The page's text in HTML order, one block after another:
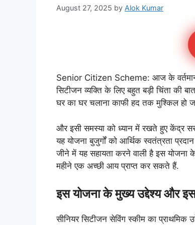
August 27, 2025 by Alok Kumar
Senior Citizen Scheme: आज के वर्तमान
सिटीजन व्यक्ति के लिए बहुत बड़ी चिंता की
घर का घर चलाना काफी हद तक मुश्किल हो
और इसी समस्या को ध्यान में रखते हुए केंद्र
यह योजना बुजुर्गों को आर्थिक स्वतंत्रता
जीने में यह सहायता करने वाली है इस योजना
महीने एक अच्छी आय प्राप्त कर सकते हैं.
इस योजना के मुख्य उद्देश्य और
सीनियर सिटीजन सेविंग स्कीम का प्राथमिक